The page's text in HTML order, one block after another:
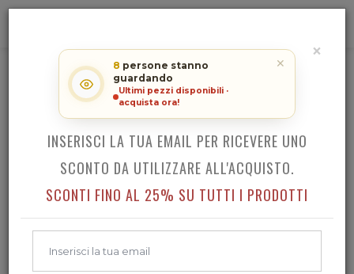
LOCMAN MONTECRISTO CHRONO
8 persone stanno
guardando
Ultimi pezzi disponibili ·
acquista ora!
✕
×
RICEVI LO SCONTO SUL TUO
ACQUISTO!
INSERISCI LA TUA EMAIL PER RICEVERE UNO
SCONTO DA UTILIZZARE ALL'ACQUISTO.
SCONTI FINO AL 25% SU TUTTI I PRODOTTI